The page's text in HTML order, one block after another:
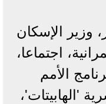
وزير الإسكان
اجتماعا،
الأمم
'الهابيتات'،